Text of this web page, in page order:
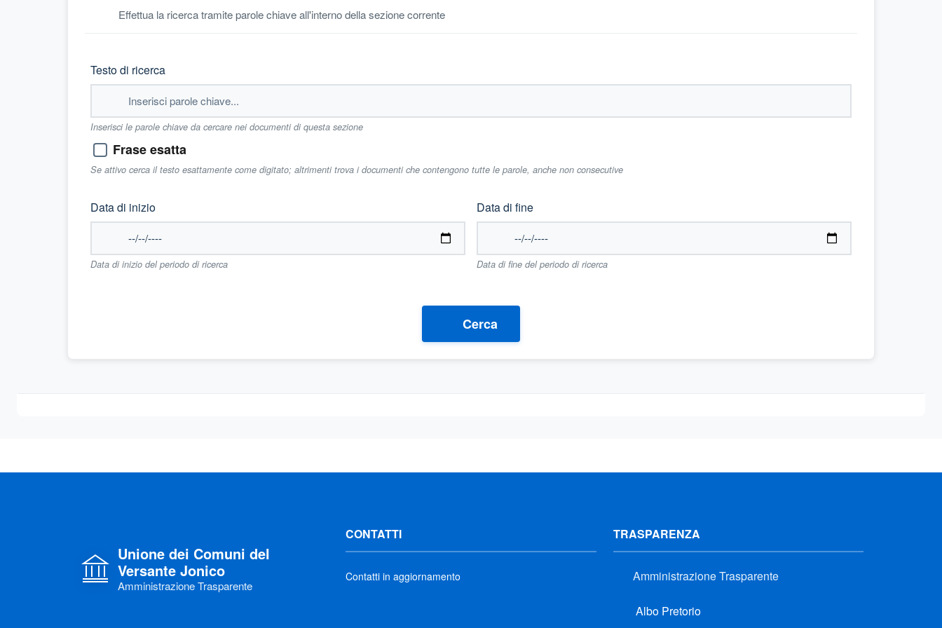
Effettua la ricerca tramite parole chiave all'interno della sezione corrente
Testo di ricerca
Inserisci le parole chiave da cercare nei documenti di questa sezione
Frase esatta
Se attivo cerca il testo esattamente come digitato; altrimenti trova i documenti che contengono tutte le parole, anche non consecutive
Data di inizio
Data di inizio del periodo di ricerca
Data di fine
Data di fine del periodo di ricerca
Cerca
Unione dei Comuni del
Versante Jonico
Amministrazione Trasparente
CONTATTI
Contatti in aggiornamento
TRASPARENZA
Amministrazione Trasparente
Albo Pretorio